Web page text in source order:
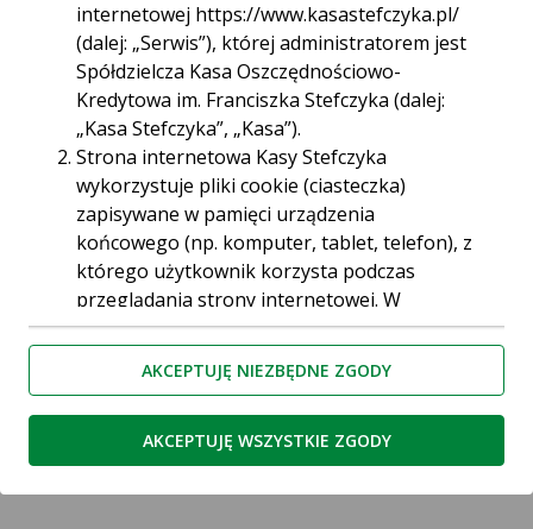
WIELKI KONKURS DLA CZŁONKÓW
SKEF I SKOK pt: „Wielcy polscy
ekonomiści”
Zapraszamy do szóstej edycji konkursu.
23.02
2024
Oszczędzaj bez wysiłku!
Wyobraź sobie, że robisz zakupy, płacisz
rachunki lub wypłacasz gotówkę i…
automatycznie oszczędzasz. Teraz
drob…
internetowej https://www.kasastefczyka.pl/
(dalej: „Serwis”), której administratorem jest
Spółdzielcza Kasa Oszczędnościowo-
Kredytowa im. Franciszka Stefczyka (dalej:
„Kasa Stefczyka”, „Kasa”).
Strona internetowa Kasy Stefczyka
wykorzystuje pliki cookie (ciasteczka)
zapisywane w pamięci urządzenia
końcowego (np. komputer, tablet, telefon), z
którego użytkownik korzysta podczas
przeglądania strony internetowej. W
większości przypadków jest to niezbędne do
umożliwiają spersonalizowanie stron
internetowych, które pozwalają
użytkownikom decydować np. o kolejności
wyświetlania niektórych elementów lub o
dopasowaniu reklam. Pliki cookie są również
AKCEPTUJĘ NIEZBĘDNE ZGODY
AKCEPTUJĘ WSZYSTKIE ZGODY